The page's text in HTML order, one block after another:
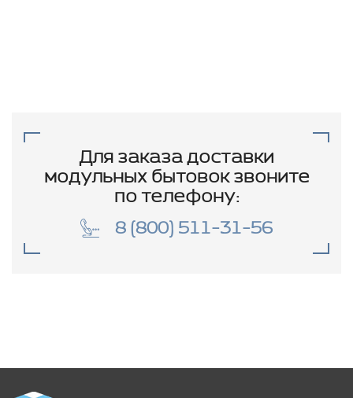
Для заказа доставки
модульных бытовок звоните
по телефону:
8 (800) 511-31-56